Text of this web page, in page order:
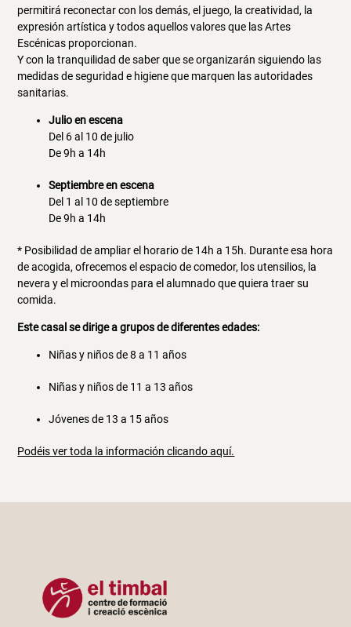
permitirá reconectar con los demás, el juego, la creatividad, la
expresión artística y todos aquellos valores que las Artes
Escénicas proporcionan.
Y con la tranquilidad de saber que se organizarán siguiendo las
medidas de seguridad e higiene que marquen las autoridades
sanitarias.
Julio en escena
Del 6 al 10 de julio
De 9h a 14h
Septiembre en escena
Del 1 al 10 de septiembre
De 9h a 14h
* Posibilidad de ampliar el horario de 14h a 15h. Durante esa hora
de acogida, ofrecemos el espacio de comedor, los utensilios, la
nevera y el microondas para el alumnado que quiera traer su
comida.
Este casal se dirige a grupos de diferentes edades:
Niñas y niños de 8 a 11 años
Niñas y niños de 11 a 13 años
Jóvenes de 13 a 15 años
Podéis ver toda la información clicando aquí.